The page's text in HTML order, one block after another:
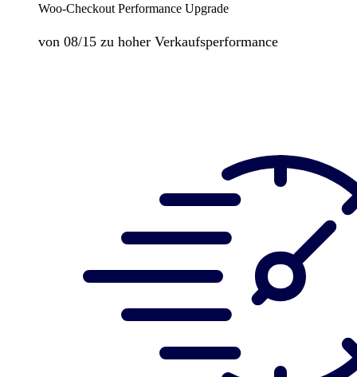
Woo-Checkout Performance Upgrade
von 08/15 zu hoher Verkaufsperformance